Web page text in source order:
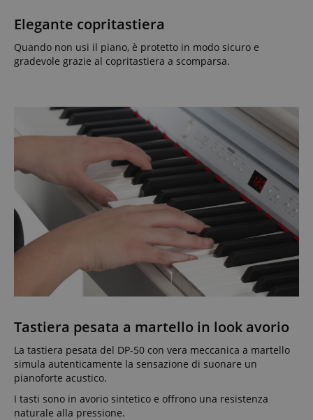
Elegante copritastiera
Quando non usi il piano, è protetto in modo sicuro e
gradevole grazie al copritastiera a scomparsa.
Tastiera pesata a martello in look avorio
La tastiera pesata del DP-50 con vera meccanica a martello
simula autenticamente la sensazione di suonare un
pianoforte acustico.
I tasti sono in avorio sintetico e offrono una resistenza
naturale alla pressione.